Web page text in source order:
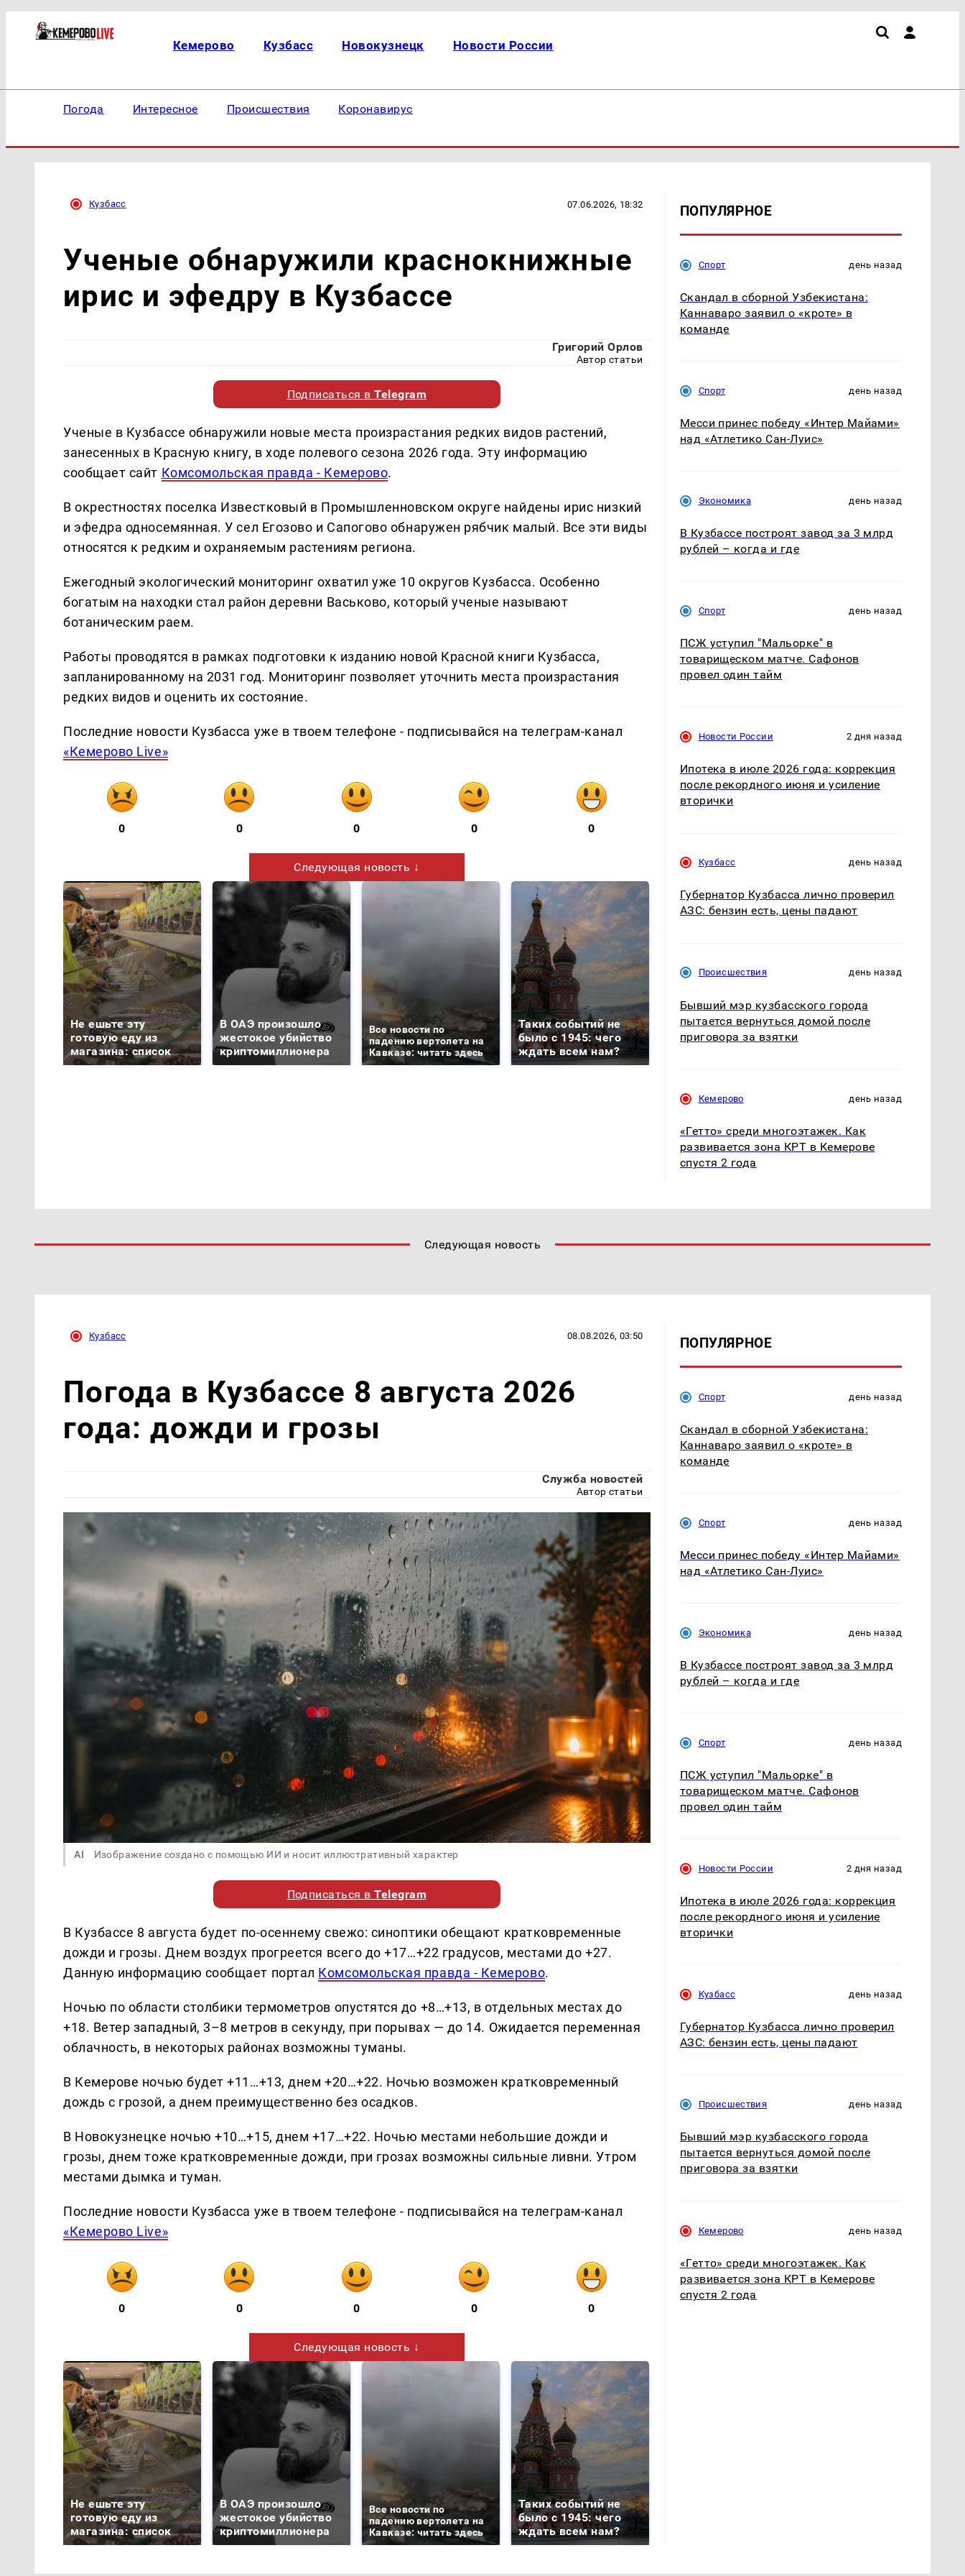
Кемерово Кузбасс Новокузнецк Новости России
Погода Интересное Происшествия Коронавирус
Кузбасс 07.06.2026, 18:32
Ученые обнаружили краснокнижные
ирис и эфедру в Кузбассе
Григорий Орлов
Автор статьи
Подписаться вTelegram
Ученые в Кузбассе обнаружили новые места произрастания редких видов растений,
занесенных в Красную книгу, в ходе полевого сезона 2026 года. Эту информацию
сообщает сайт Комсомольская правда - Кемерово.
В окрестностях поселка Известковый в Промышленновском округе найдены ирис низкий
и эфедра односемянная. У сел Егозово и Сапогово обнаружен рябчик малый. Все эти виды
относятся к редким и охраняемым растениям региона.
Ежегодный экологический мониторинг охватил уже 10 округов Кузбасса. Особенно
богатым на находки стал район деревни Васьково, который ученые называют
ботаническим раем.
Работы проводятся в рамках подготовки к изданию новой Красной книги Кузбасса,
запланированному на 2031 год. Мониторинг позволяет уточнить места произрастания
редких видов и оценить их состояние.
Последние новости Кузбасса уже в твоем телефоне - подписывайся на телеграм-канал
«Кемерово Live»
0 0 0 0 0
Следующая новость ↓
Не ешьте эту
готовую еду из
магазина: список
В ОАЭ произошло
жестокое убийство
криптомиллионера
Все новости по
падению вертолета на
Кавказе: читать здесь
Таких событий не
было с 1945: чего
ждать всем нам?
В магазинах России
ажиотаж из-за этого
СМИ: В Химках на
полицейскую
ПОПУЛЯРНОЕ
Спорт день назад
Скандал в сборной Узбекистана:
Каннаваро заявил о «кроте» в
команде
Спорт день назад
Месси принес победу «Интер Майами»
над «Атлетико Сан-Луис»
Экономика день назад
В Кузбассе построят завод за 3 млрд
рублей – когда и где
Спорт день назад
ПСЖ уступил "Мальорке" в
товарищеском матче. Сафонов
провел один тайм
Новости России 2 дня назад
Ипотека в июле 2026 года: коррекция
после рекордного июня и усиление
вторички
Кузбасс день назад
Губернатор Кузбасса лично проверил
АЗС: бензин есть, цены падают
Происшествия день назад
Бывший мэр кузбасского города
пытается вернуться домой после
приговора за взятки
Кемерово день назад
«Гетто» среди многоэтажек. Как
развивается зона КРТ в Кемерове
спустя 2 года
Следующая новость
Кузбасс 08.08.2026, 03:50
Погода в Кузбассе 8 августа 2026
года: дожди и грозы
Служба новостей
Автор статьи
AI Изображение создано с помощью ИИ и носит иллюстративный характер
Подписаться вTelegram
В Кузбассе 8 августа будет по-осеннему свежо: синоптики обещают кратковременные
дожди и грозы. Днем воздух прогреется всего до +17…+22 градусов, местами до +27.
Данную информацию сообщает портал Комсомольская правда - Кемерово.
Ночью по области столбики термометров опустятся до +8…+13, в отдельных местах до
+18. Ветер западный, 3–8 метров в секунду, при порывах — до 14. Ожидается переменная
облачность, в некоторых районах возможны туманы.
В Кемерове ночью будет +11…+13, днем +20…+22. Ночью возможен кратковременный
дождь с грозой, а днем преимущественно без осадков.
В Новокузнецке ночью +10…+15, днем +17…+22. Ночью местами небольшие дожди и
грозы, днем тоже кратковременные дожди, при грозах возможны сильные ливни. Утром
местами дымка и туман.
Последние новости Кузбасса уже в твоем телефоне - подписывайся на телеграм-канал
«Кемерово Live»
0 0 0 0 0
Следующая новость ↓
Не ешьте эту
готовую еду из
магазина: список
В ОАЭ произошло
жестокое убийство
криптомиллионера
Все новости по
падению вертолета на
Кавказе: читать здесь
Таких событий не
было с 1945: чего
ждать всем нам?
ПОПУЛЯРНОЕ
Спорт день назад
Скандал в сборной Узбекистана:
Каннаваро заявил о «кроте» в
команде
Спорт день назад
Месси принес победу «Интер Майами»
над «Атлетико Сан-Луис»
Экономика день назад
В Кузбассе построят завод за 3 млрд
рублей – когда и где
Спорт день назад
ПСЖ уступил "Мальорке" в
товарищеском матче. Сафонов
провел один тайм
Новости России 2 дня назад
Ипотека в июле 2026 года: коррекция
после рекордного июня и усиление
вторички
Кузбасс день назад
Губернатор Кузбасса лично проверил
АЗС: бензин есть, цены падают
Происшествия день назад
Бывший мэр кузбасского города
пытается вернуться домой после
приговора за взятки
Кемерово день назад
«Гетто» среди многоэтажек. Как
развивается зона КРТ в Кемерове
спустя 2 года